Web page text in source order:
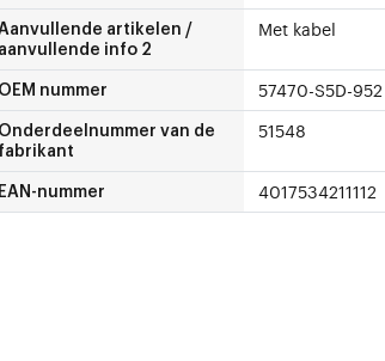
artikelen /
aanvullende info 2
Met kabel
OEM nummer 57470-S5D-952
Onderdeelnummer van de
fabrikant
51548
EAN-nummer 4017534211112